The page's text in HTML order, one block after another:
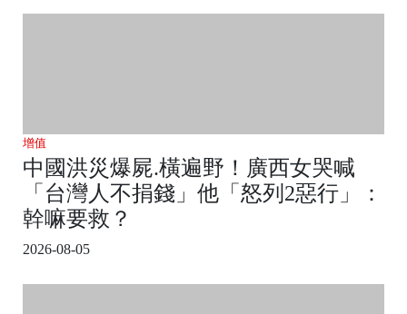
增值
中國洪災爆屍.橫遍野！廣西女哭喊
「台灣人不捐錢」他「怒列2惡行」：
幹嘛要救？
2026-08-05